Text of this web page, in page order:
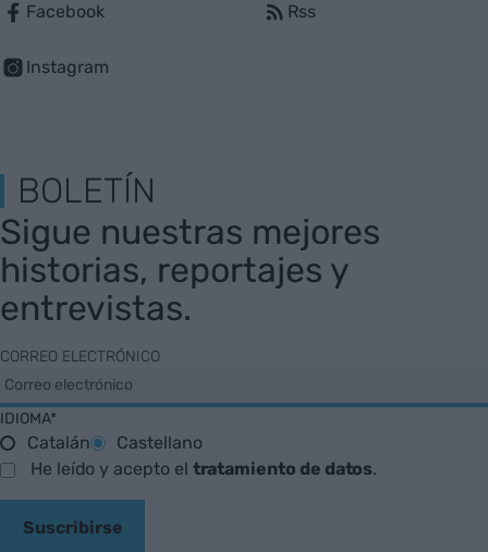
Facebook
Instagram
Rss
BOLETÍN
Sigue nuestras mejores
historias, reportajes y
entrevistas.
CORREO ELECTRÓNICO
IDIOMA*
Catalán
Castellano
He leído y acepto el tratamiento de datos.
Suscribirse